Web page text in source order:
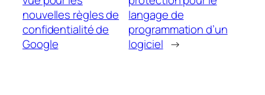
nouvelles règles de
confidentialité de
Google
langage de
programmation d’un
logiciel →